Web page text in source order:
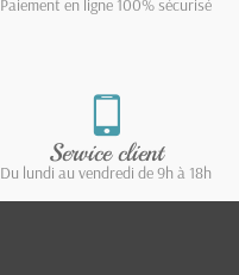
Paiement en ligne 100% sécurisé
Service client
Du lundi au vendredi de 9h à 18h